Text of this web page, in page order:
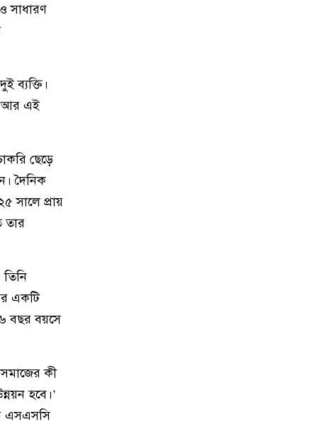
সাধারণ
ব্যক্তি।
আর এই
ছেড়ে
দৈনিক
সালে প্রায়
তার
একটি
বছর বয়সে
কী
হবে।’
এসএসসি